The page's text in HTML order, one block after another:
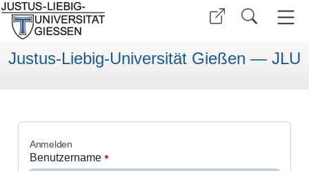
Justus-Liebig-Universität Gießen — JLU
Anmelden
Benutzername